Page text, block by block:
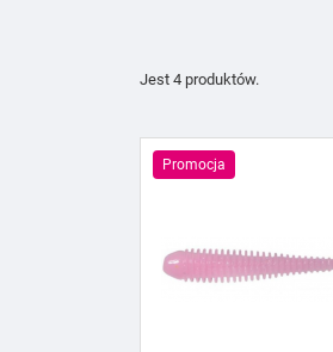
Jest 4 produktów.
Promocja